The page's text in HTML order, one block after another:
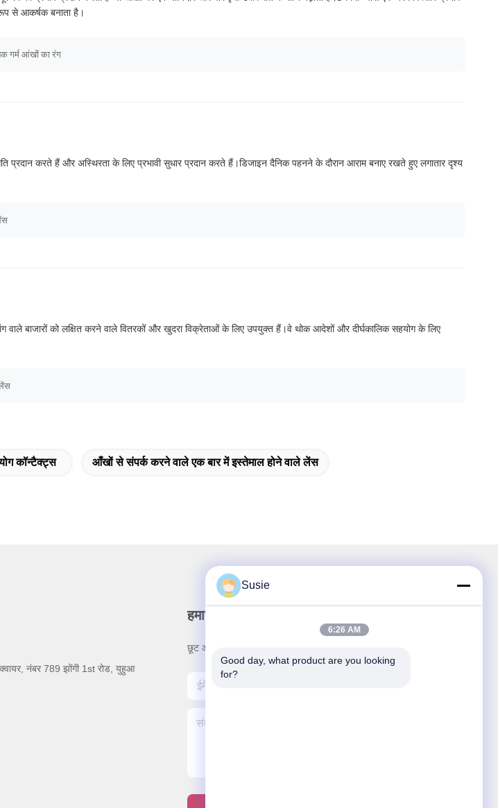
से आकर्षक बनाता है।
गर्म आंखों का रंग
प्रदान करते हैं और अस्थिरता के लिए प्रभावी सुधार प्रदान करते हैं।डिजाइन दैनिक पहनने के दौरान आराम बनाए रखते हुए लगातार दृश्य
बाजारों को लक्षित करने वाले वितरकों और खुदरा विक्रेताओं के लिए उपयुक्त हैं।वे थोक आदेशों और दीर्घकालिक सहयोग के लिए
कॉन्टैक्ट्स आँखों से संपर्क करने वाले एक बार में इस्तेमाल होने वाले लेंस
नंबर 789 झोंगी 1st रोड, युहुआ
हमारा समाचार पत्र
छूट और अधिक के लिए हमारे न्यूज़लेटर की सदस्यता लें।
Susie
6:26 AM
Good day, what product are you looking
for?